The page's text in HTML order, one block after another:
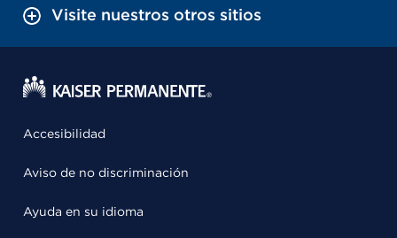
Visite nuestros otros sitios
Accesibilidad
Aviso de no discriminación
Ayuda en su idioma